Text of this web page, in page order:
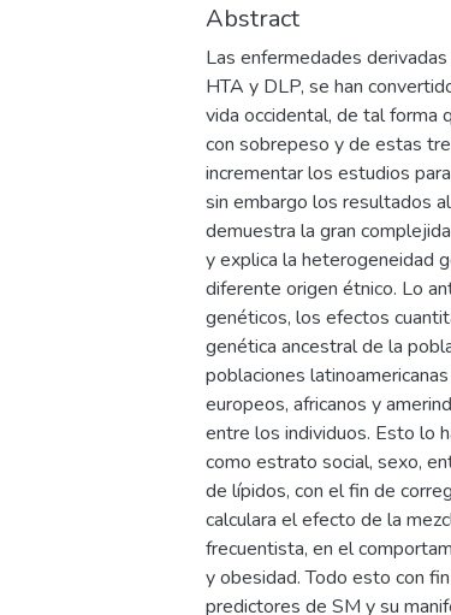
Abstract
Las enfermedades
HTA y DLP, se han
vida occidental, de tal forma
con sobrepeso y de estas
incrementar los estudios
sin embargo los resultados
demuestra la gran
y explica la heterogeneidad
diferente origen étnico. Lo
genéticos, los efectos
genética ancestral de la
poblaciones
europeos, africanos y
entre los individuos. Esto lo
como estrato social, sexo,
de lípidos, con el fin de
calculara el efecto de la
frecuentista, en el
y obesidad. Todo esto con
predictores de SM y su